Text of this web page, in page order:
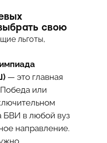
свою
льготы,
— это главная
или
БВИ в любой вуз
направление.